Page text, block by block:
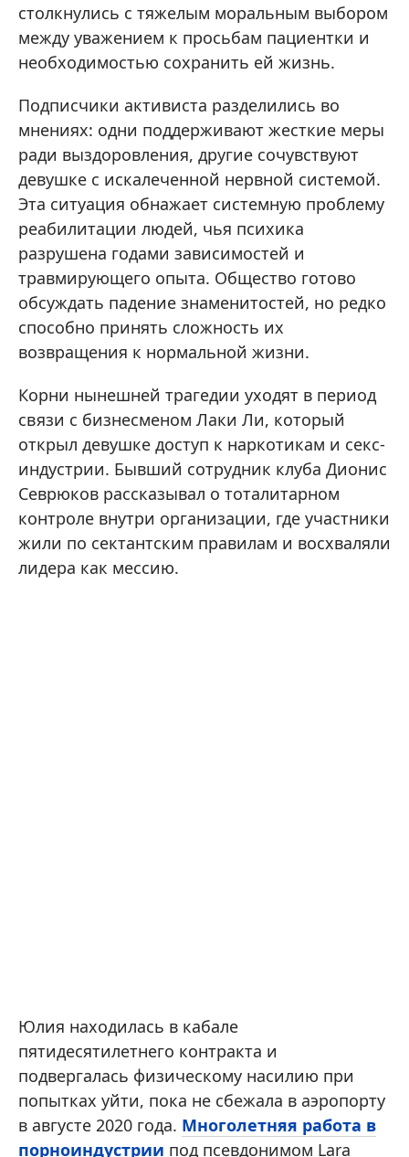
столкнулись с тяжелым моральным выбором
между уважением к просьбам пациентки и
необходимостью сохранить ей жизнь.
Подписчики активиста разделились во
мнениях: одни поддерживают жесткие меры
ради выздоровления, другие сочувствуют
девушке с искалеченной нервной системой.
Эта ситуация обнажает системную проблему
реабилитации людей, чья психика
разрушена годами зависимостей и
травмирующего опыта. Общество готово
обсуждать падение знаменитостей, но редко
способно принять сложность их
возвращения к нормальной жизни.
Корни нынешней трагедии уходят в период
связи с бизнесменом Лаки Ли, который
открыл девушке доступ к наркотикам и секс-
индустрии. Бывший сотрудник клуба Дионис
Севрюков рассказывал о тоталитарном
контроле внутри организации, где участники
жили по сектантским правилам и восхваляли
лидера как мессию.
Юлия находилась в кабале
пятидесятилетнего контракта и
подвергалась физическому насилию при
попытках уйти, пока не сбежала в аэропорту
в августе 2020 года. Многолетняя работа в
порноиндустрии под псевдонимом Lara